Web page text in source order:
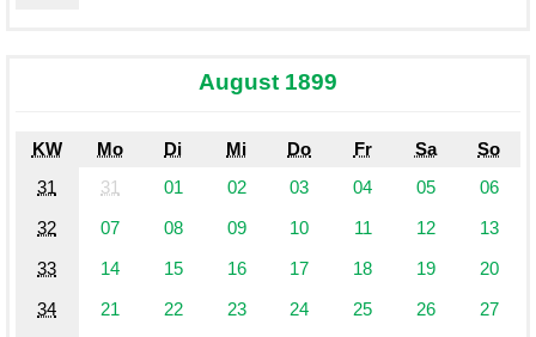
August 1899
KW Mo Di Mi Do Fr Sa
So
31
31 01 02 03 04 05
06
32
07 08 09 10 11 12
13
33
14 15 16 17 18 19
20
34
21 22 23 24 25 26
27